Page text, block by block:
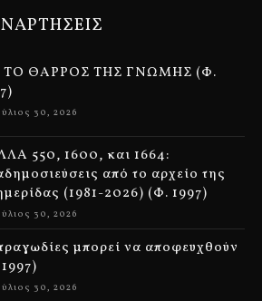
ΘΑΡΡΟΣ ΤΗΣ ΓΝΩΜΗΣ (Φ.
30, 2026
550, 1600, και 1664:
από το αρχείο της
(1981-2026) (Φ. 1997)
30, 2026
μπορεί να αποφευχθούν
30, 2026